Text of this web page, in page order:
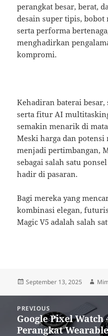
perangkat besar, berat,
desain super tipis,
serta performa
menghadirkan
kompromi.
Kehadiran baterai besar,
serta fitur AI
semakin menarik di
Meski harga dan
menjadi pertimbangan,
sebagai salah satu
hadir di pasaran.
Bagi mereka yang
kombinasi elegan,
Magic V5 adalah salah
Posted
September 13, 2025
navigation
PREVIOUS
Previous
post:
Google Pixel Watch
Perangkat